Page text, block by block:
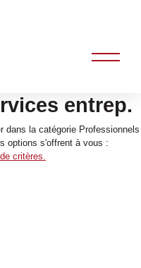
entrep.
dans la catégorie Professionnels
options s'offrent à vous :
critères.